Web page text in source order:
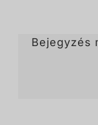
Bejegyzés